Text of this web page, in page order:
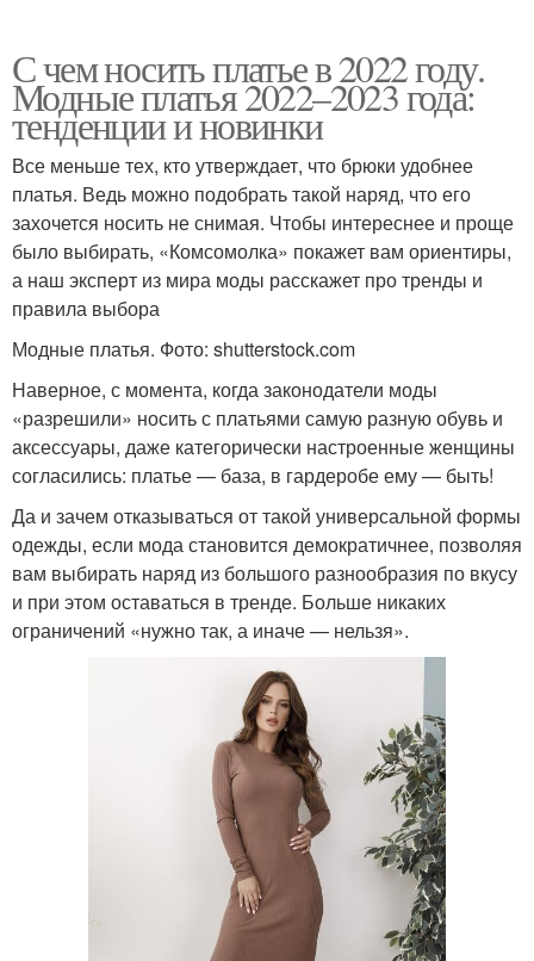
С чем носить платье в 2022 году.
Модные платья 2022–2023 года:
тенденции и новинки
Все меньше тех, кто утверждает, что брюки удобнее
платья. Ведь можно подобрать такой наряд, что его
захочется носить не снимая. Чтобы интереснее и проще
было выбирать, «Комсомолка» покажет вам ориентиры,
а наш эксперт из мира моды расскажет про тренды и
правила выбора
Модные платья. Фото: shutterstock.com
Наверное, с момента, когда законодатели моды
«разрешили» носить с платьями самую разную обувь и
аксессуары, даже категорически настроенные женщины
согласились: платье — база, в гардеробе ему — быть!
Да и зачем отказываться от такой универсальной формы
одежды, если мода становится демократичнее, позволяя
вам выбирать наряд из большого разнообразия по вкусу
и при этом оставаться в тренде. Больше никаких
ограничений «нужно так, а иначе — нельзя».